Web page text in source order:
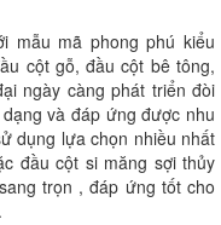
mẫu mã phong phú kiểu
cột gỗ, đầu cột bê tông,
ngày càng phát triển đòi
và đáp ứng được nhu
dụng lựa chọn nhiều nhất
đầu cột si măng sợi thủy
trọn , đáp ứng tốt cho